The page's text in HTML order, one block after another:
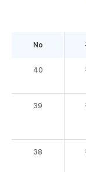
No
40
39
38